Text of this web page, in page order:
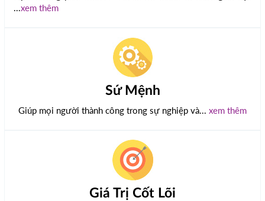
...xem thêm
Sứ Mệnh
Giúp mọi người thành công trong sự nghiệp và... xem thêm
Giá Trị Cốt Lõi